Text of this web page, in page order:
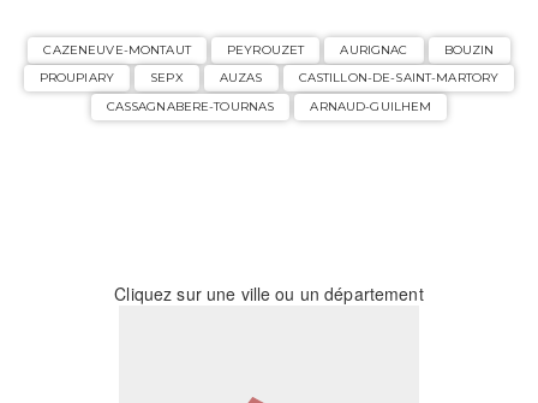
CAZENEUVE-MONTAUT PEYROUZET AURIGNAC
BOUZIN
PROUPIARY
SEPX AUZAS
CASTILLON-DE-SAINT-MARTORY
CASSAGNABERE-TOURNAS
ARNAUD-GUILHEM
Cliquez sur une ville ou un département